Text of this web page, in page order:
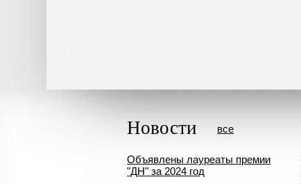
Новости
Объявлены лауреаты премии
"ДН" за 2024 год
все